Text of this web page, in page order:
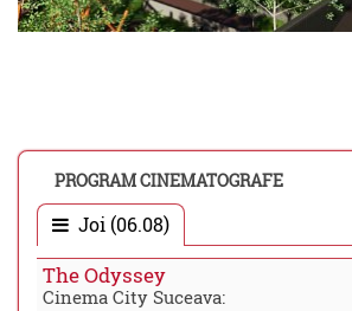
PROGRAM CINEMATOGRAFE
Joi (06.08)
The Odyssey
Cinema City Suceava: